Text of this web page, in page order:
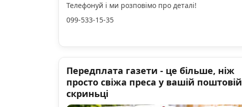
Телефонуй і ми розповімо про деталі!
099-533-15-35
Передплата газети - це більше, ніж
просто свіжа преса у вашій поштовій
скриньці